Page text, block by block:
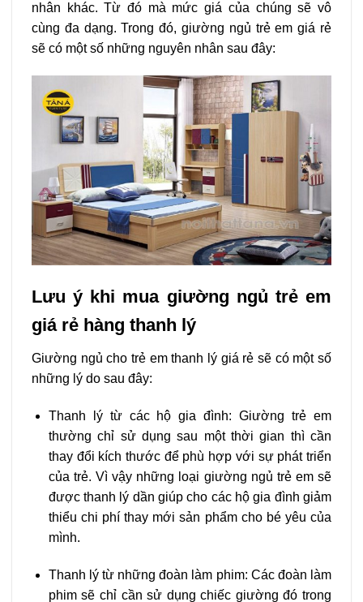
nhân khác. Từ đó mà mức giá của chúng sẽ vô
cùng đa dạng. Trong đó, giường ngủ trẻ em giá rẻ
sẽ có một số những nguyên nhân sau đây:
Lưu ý khi mua giường ngủ trẻ em
giá rẻ hàng thanh lý
Giường ngủ cho trẻ em thanh lý giá rẻ sẽ có một số
những lý do sau đây:
Thanh lý từ các hộ gia đình: Giường trẻ em
thường chỉ sử dụng sau một thời gian thì cần
thay đổi kích thước để phù hợp với sự phát triển
của trẻ. Vì vậy những loại giường ngủ trẻ em sẽ
được thanh lý dần giúp cho các hộ gia đình giảm
thiểu chi phí thay mới sản phẩm cho bé yêu của
mình.
Thanh lý từ những đoàn làm phim: Các đoàn làm
phim sẽ chỉ cần sử dụng chiếc giường đó trong